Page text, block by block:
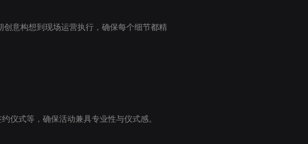
意构想到现场运营执行，确保每个细节都精
仪式等，确保活动兼具专业性与仪式感。